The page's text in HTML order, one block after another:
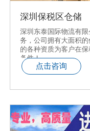
深圳保税区仓储
深圳东泰国际物流有
务，公司拥有大面积
的各种资质为客户在
条件！
点击咨询